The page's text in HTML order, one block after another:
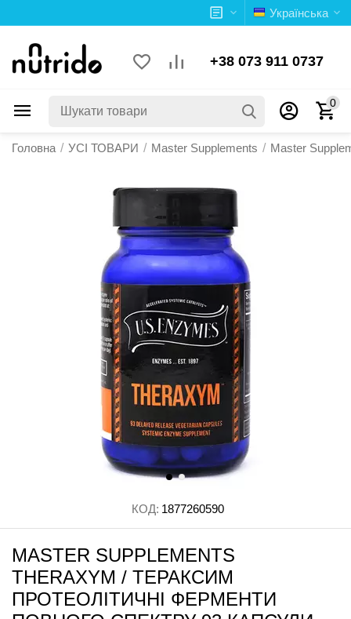
Українська
+38 073 911 0737
0
Головна / УСІ ТОВАРИ / Master Supplements / Master
КОД: 1877260590
MASTER SUPPLEMENTS
THERAXYM / ТЕРАКСИМ
ПРОТЕОЛІТИЧНІ ФЕРМЕНТИ